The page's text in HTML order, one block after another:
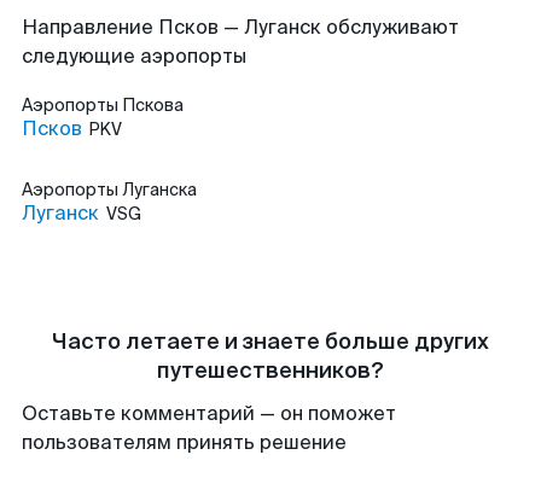
Направление Псков — Луганск обслуживают
следующие аэропорты
Аэропорты Пскова
Псков PKV
Аэропорты Луганска
Луганск VSG
Часто летаете и знаете больше других
путешественников?
Оставьте комментарий — он поможет
пользователям принять решение